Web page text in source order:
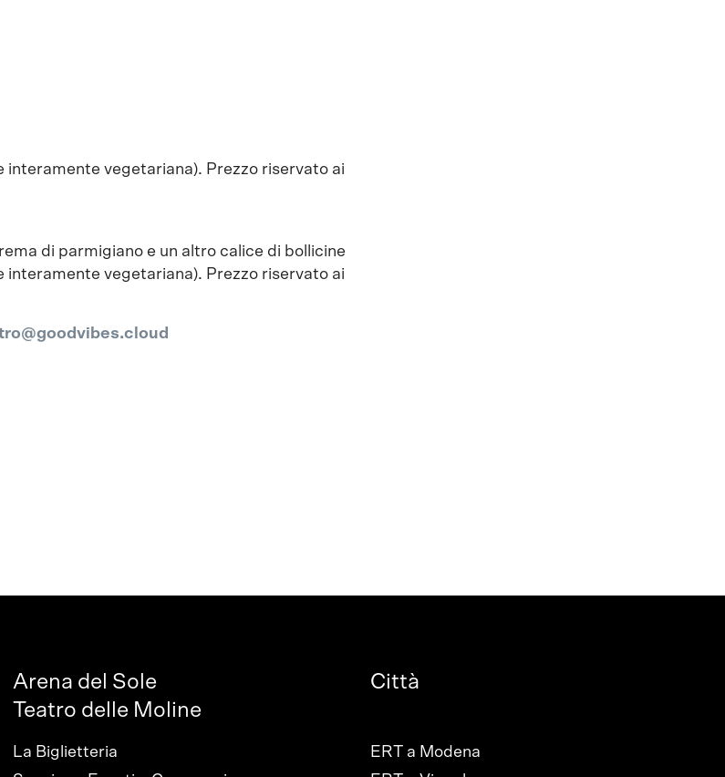
interamente vegetariana). Prezzo riservato ai
di parmigiano e un altro calice di bollicine
interamente vegetariana). Prezzo riservato ai
Arena del Sole
Teatro delle Moline
La Biglietteria
Città
ERT a Modena